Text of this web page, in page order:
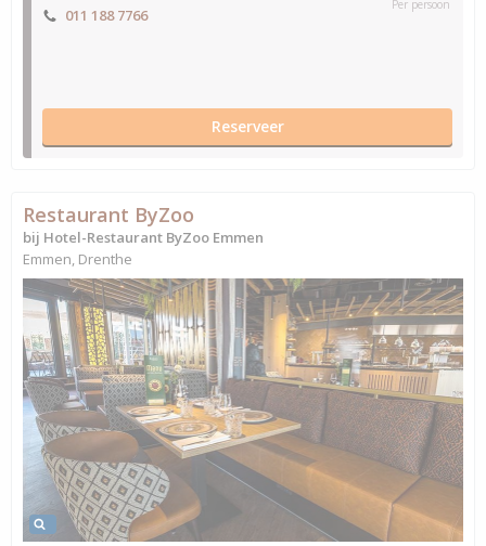
Per persoon
011 188 7766
Reserveer
Restaurant ByZoo
bij Hotel-Restaurant ByZoo Emmen
Emmen, Drenthe